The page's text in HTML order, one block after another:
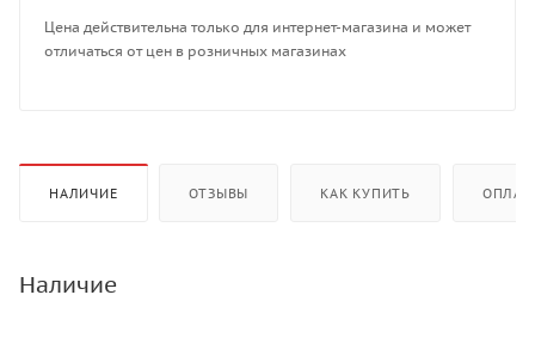
Цена действительна только для интернет-магазина и может
отличаться от цен в розничных магазинах
НАЛИЧИЕ ОТЗЫВЫ КАК КУПИТЬ
Наличие